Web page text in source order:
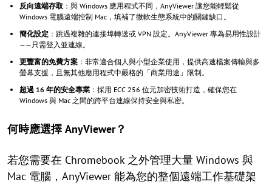
反向遠端存取 ：與 Windows 應用程式不同，AnyViewer 讓您能輕鬆從
Windows 電腦遠端控制 Mac，填補了微軟生態系統中的關鍵缺口。
簡化設定 ：跳過複雜的連接埠轉送或 VPN 設定。AnyViewer 專為易用性設計
——只需登入並連線。
更豐富的免費方案 ：非常適合個人與小型企業使用，提供高速檔案傳輸與多
螢幕支援，且無其他應用程式中嚴格的「商業用途」限制。
超過 16 年的安全專業 ：採用 ECC 256 位元加密技術打造，確保您在
Windows 與 Mac 之間的跨平台連線保持安全與私密。
何時應選擇 AnyViewer？
若您需要在 Chromebook 之外管理大量 Windows 與
Mac 電腦，AnyViewer 能為您的整個遠端工作基礎架